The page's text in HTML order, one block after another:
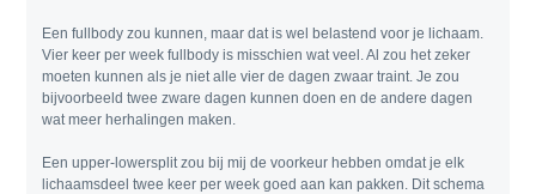
Een fullbody zou kunnen, maar dat is wel belastend voor je lichaam.
Vier keer per week fullbody is misschien wat veel. Al zou het zeker
moeten kunnen als je niet alle vier de dagen zwaar traint. Je zou
bijvoorbeeld twee zware dagen kunnen doen en de andere dagen
wat meer herhalingen maken.
Een upper-lowersplit zou bij mij de voorkeur hebben omdat je elk
lichaamsdeel twee keer per week goed aan kan pakken. Dit schema